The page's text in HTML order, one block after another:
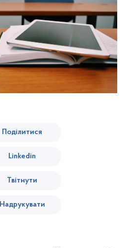
Поділитися
Linkedin
Твітнути
Надрукувати